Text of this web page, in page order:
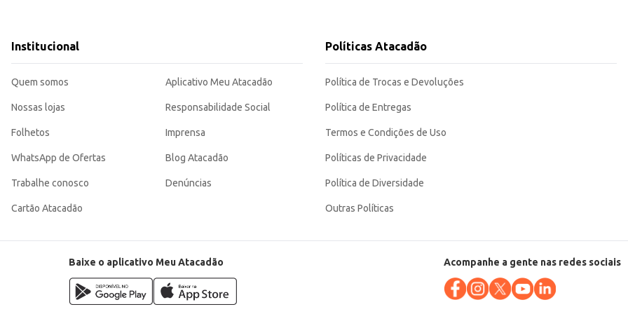
às necessidades de diversos tipos de clientes, desde consumidores
Institucional
Quem somos
Nossas lojas
Folhetos
WhatsApp de Ofertas
Trabalhe conosco
Cartão Atacadão
Aplicativo Meu Atacadão
Responsabilidade Social
Imprensa
Blog Atacadão
Denúncias
Políticas Atacadão
Política de Trocas e Devoluções
Política de Entregas
Termos e Condições de Uso
Políticas de Privacidade
Política de Diversidade
Outras Políticas
Baixe o aplicativo Meu Atacadão Acompanhe a gente nas redes sociais